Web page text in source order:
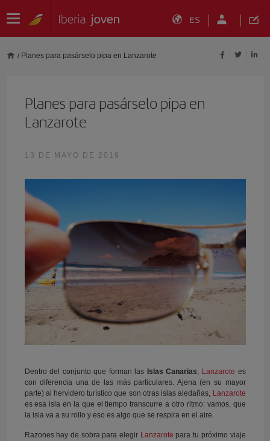
ES
/ Planes para pasárselo pipa en Lanzarote
Planes para pasárselo pipa en
Lanzarote
13 DE MAYO DE 2019
Dentro del conjunto que forman las Islas Canarias, Lanzarote es
con diferencia una de las más particulares. Ajena (en su mayor
parte) al hervidero turístico que son otras islas aledañas, Lanzarote
es esa isla en la que el tiempo transcurre a otro ritmo: vamos, que
la isla va a su rollo y eso es algo que se respira en el aire.
Razones hay de sobra para elegir Lanzarote para tu próximo viaje